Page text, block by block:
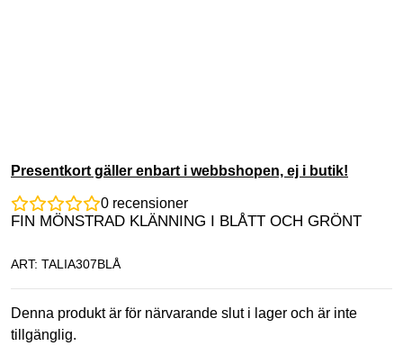
Presentkort gäller enbart i webbshopen, ej i butik!
0 recensioner
FIN MÖNSTRAD KLÄNNING I BLÅTT OCH GRÖNT
ART: TALIA307BLÅ
Denna produkt är för närvarande slut i lager och är inte
tillgänglig.